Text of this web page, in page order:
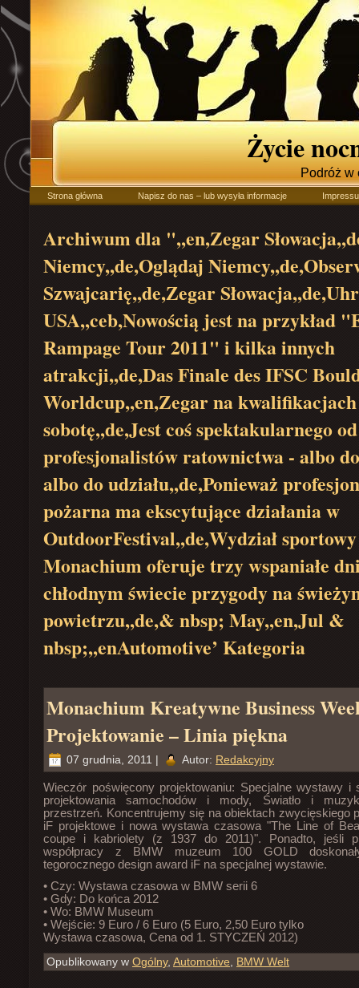
Życie
Podróż w
Strona główna Napisz do nas – lub wysyła informacje
Archiwum dla ",,en,Zegar
Niemcy,,de,Oglądaj
Szwajcarię,,de,Zegar Słowacja,,de,Uhr
USA,,ceb,Nowością jest na przykład
Rampage Tour 2011" i kilka innych
atrakcji,,de,Das Finale des IFSC
Worldcup,,en,Zegar na
sobotę,,de,Jest coś spektakularnego od
profesjonalistów ratownictwa - albo
albo do udziału,,de,Ponieważ
pożarna ma ekscytujące działania w
OutdoorFestival,,de,Wydział
Monachium oferuje trzy wspaniałe
chłodnym świecie przygody na
powietrzu,,de,& nbsp; May,,en,Jul &
nbsp;,,enAutomotive’ Kategoria
Monachium Kreatywne Business
Projektowanie – Linia piękna
07 grudnia, 2011 | Autor: Redakcyjny
Wieczór poświęcony projektowaniu: Specjalne wystawy i
projektowania samochodów i mody, Światło i
przestrzeń. Koncentrujemy się na obiektach zwycięskiego
iF projektowe i nowa wystawa czasowa "The Line of
coupe i kabriolety (z 1937 do 2011)". Ponadto, jeśli
współpracy z BMW muzeum 100 GOLD
tegorocznego design award iF na specjalnej wystawie.
• Czy: Wystawa czasowa w BMW serii 6
• Gdy: Do końca 2012
• Wo: BMW Museum
• Wejście: 9 Euro / 6 Euro (5 Euro, 2,50 Euro tylko
Wystawa czasowa, Cena od 1. STYCZEŃ 2012)
Opublikowany w Ogólny, Automotive, BMW Welt